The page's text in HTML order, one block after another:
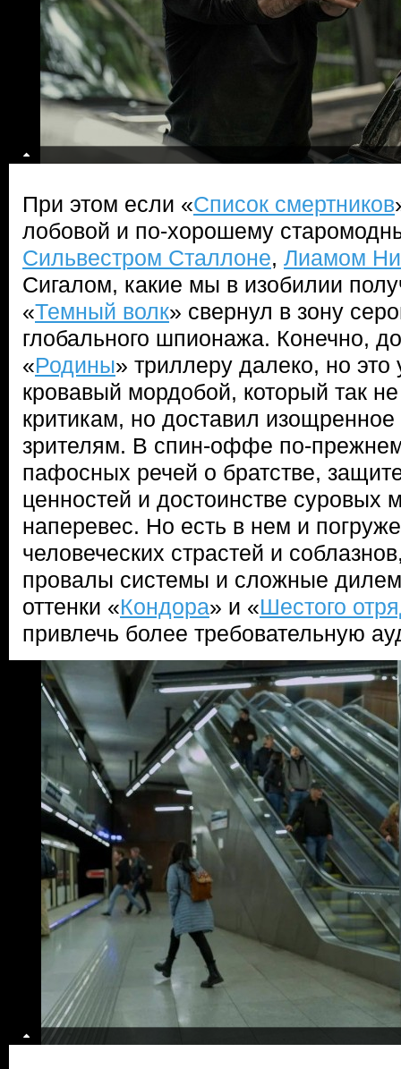
При этом если «Список смертников
лобовой и по-хорошему
Сильвестром Сталлоне, Лиамом
Сигалом, какие мы в изобилии
«Темный волк» свернул в зону
глобального шпионажа. Конечно,
«Родины» триллеру далеко, но это
кровавый мордобой, который так
критикам, но доставил изощренное
зрителям. В спин-оффе по-
пафосных речей о братстве,
ценностей и достоинстве суровых
наперевес. Но есть в нем и
человеческих страстей и
провалы системы и сложные
оттенки «Кондора» и «Шестого
привлечь более требовательную